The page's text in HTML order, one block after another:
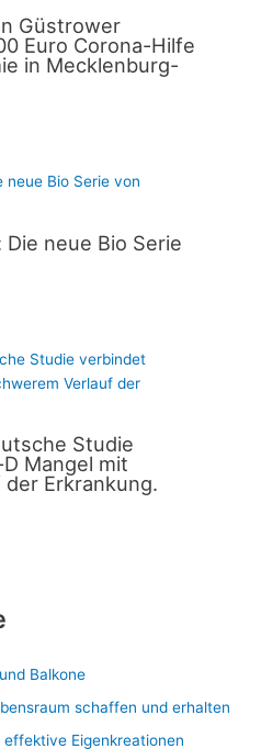
Güstrower
Euro Corona-Hilfe
in Mecklenburg-
neue Bio Serie
Studie
Mangel mit
Erkrankung.
Balkone
schaffen und erhalten
Eigenkreationen